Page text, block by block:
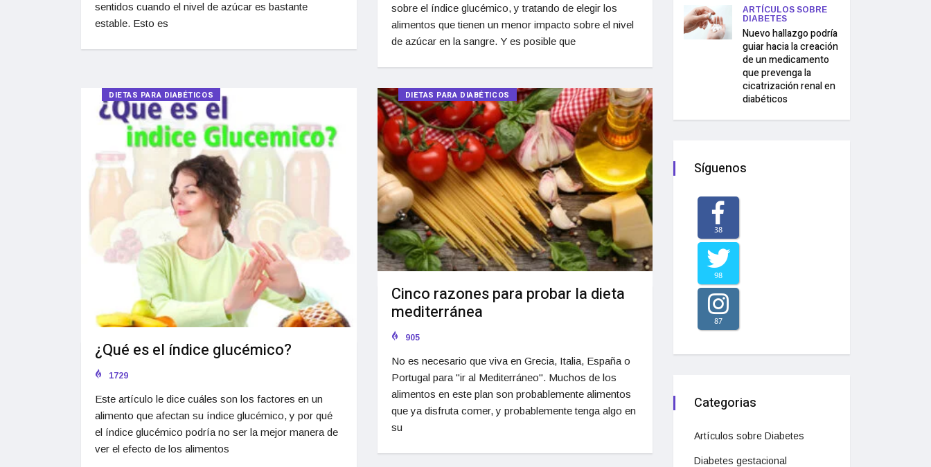
sentidos cuando el nivel de azúcar es bastante
estable. Esto es
sobre el índice glucémico, y tratando de elegir los
alimentos que tienen un menor impacto sobre el nivel
de azúcar en la sangre. Y es posible que
DIETAS PARA DIABÉTICOS
¿Qué es el índice glucémico?
1729
Este artículo le dice cuáles son los factores en un
alimento que afectan su índice glucémico, y por qué
el índice glucémico podría no ser la mejor manera de
ver el efecto de los alimentos
DIETAS PARA DIABÉTICOS
Cinco razones para probar la dieta
mediterránea
905
No es necesario que viva en Grecia, Italia, España o
Portugal para "ir al Mediterráneo". Muchos de los
alimentos en este plan son probablemente alimentos
que ya disfruta comer, y probablemente tenga algo en
su
ARTÍCULOS SOBRE
DIABETES
Nuevo hallazgo podría
guiar hacia la creación
de un medicamento
que prevenga la
cicatrización renal en
diabéticos
Síguenos
38
98
87
Categorias
Artículos sobre Diabetes
Diabetes gestacional